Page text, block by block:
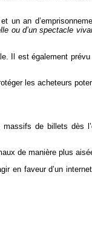
un an
ou d’un spectacle
Il est également
les acheteurs
de billets dès
de manière plus
en faveur d’un